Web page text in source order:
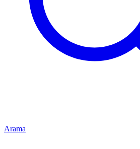
Arama